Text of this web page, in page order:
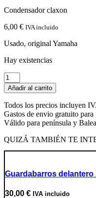
Condensador claxon
6,00 € IVA incluido
Usado, original Yamaha
Hay existencias
Condensador
claxon
cantidad
Añadir al carrito
Todos los precios incluyen
Gastos de envio gratuito
Válido para península y
QUIZÁ TAMBIÉN TE
Guardabarros delantero
30,00 € IVA incluido